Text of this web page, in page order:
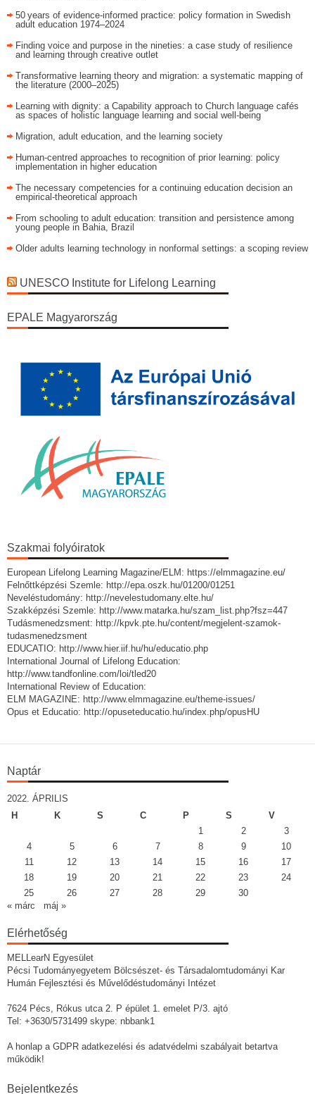
50 years of evidence‑informed practice: policy formation in Swedish
adult education 1974–2024
Finding voice and purpose in the nineties: a case study of resilience
and learning through creative outlet
Transformative learning theory and migration: a systematic mapping of
the literature (2000–2025)
Learning with dignity: a Capability approach to Church language cafés
as spaces of holistic language learning and social well-being
Migration, adult education, and the learning society
Human-centred approaches to recognition of prior learning: policy
implementation in higher education
The necessary competencies for a continuing education decision an
empirical-theoretical approach
From schooling to adult education: transition and persistence among
young people in Bahia, Brazil
Older adults learning technology in nonformal settings: a scoping review
UNESCO Institute for Lifelong Learning
EPALE Magyarország
Szakmai folyóiratok
European Lifelong Learning Magazine/ELM: https://elmmagazine.eu/
Felnőttképzési Szemle: http://epa.oszk.hu/01200/01251
Neveléstudomány: http://nevelestudomany.elte.hu/
Szakképzési Szemle: http://www.matarka.hu/szam_list.php?fsz=447
Tudásmenedzsment: http://kpvk.pte.hu/content/megjelent-szamok-
tudasmenedzsment
EDUCATIO: http://www.hier.iif.hu/hu/educatio.php
International Journal of Lifelong Education:
http://www.tandfonline.com/loi/tled20
International Review of Education:
ELM MAGAZINE: http://www.elmmagazine.eu/theme-issues/
Opus et Educatio: http://opuseteducatio.hu/index.php/opusHU
Naptár
2022. ÁPRILIS
H
K S C P S
V
1
2
3
4
5 6 7 8 9
10
11
12 13 14 15 16
17
18
19 20 21 22 23
24
25
26 27 28 29
30
« márc
máj »
Elérhetőség
MELLearN Egyesület
Pécsi Tudományegyetem Bölcsészet- és Társadalomtudományi Kar
Humán Fejlesztési és Művelődéstudományi Intézet
7624 Pécs, Rókus utca 2. P épület 1. emelet P/3. ajtó
Tel: +3630/5731499 skype: nbbank1
A honlap a GDPR adatkezelési és adatvédelmi szabályait betartva
működik!
Bejelentkezés